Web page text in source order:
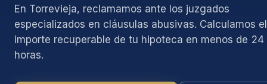
En Torrevieja, reclamamos ante los juzgados
especializados en cláusulas abusivas. Calculamos el
importe recuperable de tu hipoteca en menos de 24
horas.